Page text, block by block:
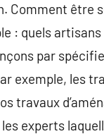
Comment être
: quels
par
exemple, les
travaux
experts